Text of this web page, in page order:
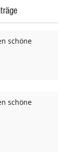
schöne
schöne